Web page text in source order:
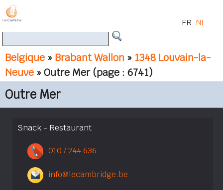
Belgique » Brabant Wallon » 1348 Louvain-la-
Neuve » Outre Mer (page : 6741)
FR NL
Outre Mer
Snack - Restaurant
010 / 244 636
info@lecambridge.be